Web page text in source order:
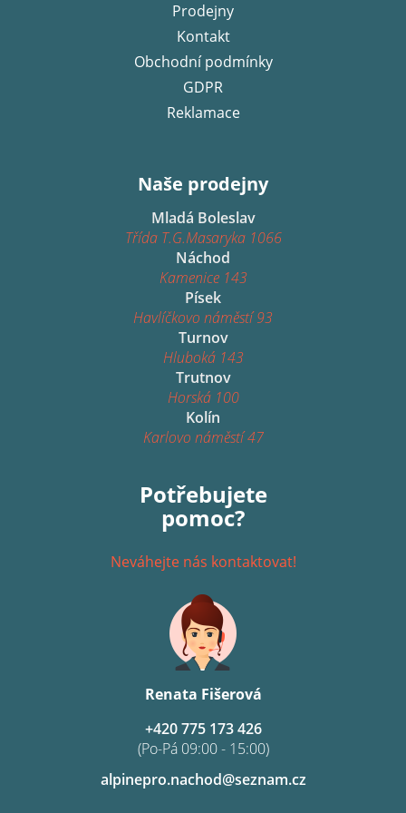
Prodejny
Kontakt
Obchodní podmínky
GDPR
Reklamace
Naše prodejny
Mladá Boleslav
Třída T.G.Masaryka 1066
Náchod
Kamenice 143
Písek
Havlíčkovo náměstí 93
Turnov
Hluboká 143
Trutnov
Horská 100
Kolín
Karlovo náměstí 47
Potřebujete
pomoc?
Neváhejte nás kontaktovat!
Renata Fišerová
alpinepro.nachod@seznam.cz
+420 775 173 426
(Po-Pá 09:00 - 15:00)